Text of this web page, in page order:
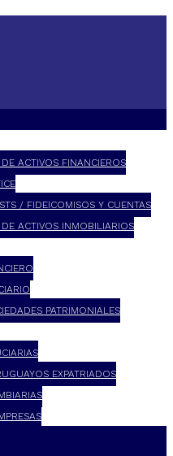
ACTIVOS FINANCIEROS
/ FIDEICOMISOS Y CUENTAS
ACTIVOS INMOBILIARIOS
PATRIMONIALES
EXPATRIADOS